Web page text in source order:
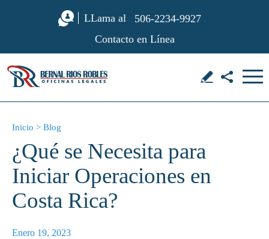
Contacto en Línea
506-2234-9927
LLama al
Inicio > Blog
¿Qué se Necesita para
Iniciar Operaciones en
Costa Rica?
Enero 19, 2023